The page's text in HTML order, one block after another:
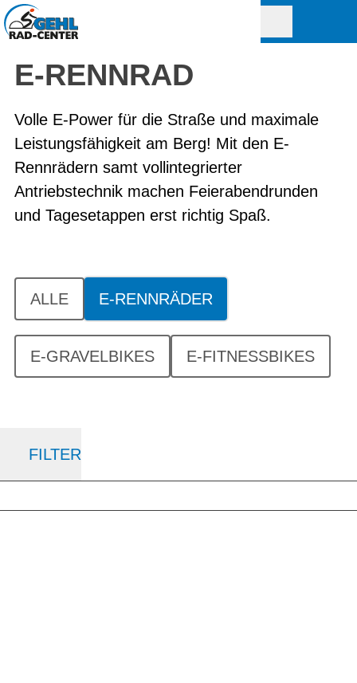
E-RENNRAD
Volle E-Power für die Straße und maximale
Leistungsfähigkeit am Berg! Mit den E-
Rennrädern samt vollintegrierter
Antriebstechnik machen Feierabendrunden
und Tagesetappen erst richtig Spaß.
ALLE E-RENNRÄDER
E-GRAVELBIKES E-FITNESSBIKES
FILTER